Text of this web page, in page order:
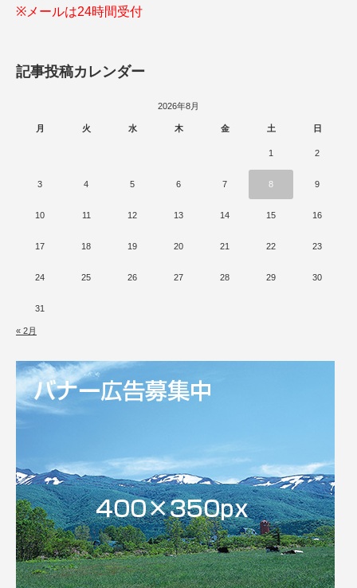
※メールは24時間受付
記事投稿カレンダー
2026年8月
月 火 水 木 金 土 日
1 2
3 4 5 6 7 8 9
10 11 12 13 14 15 16
17 18 19 20 21 22 23
24 25 26 27 28 29 30
31
« 2月